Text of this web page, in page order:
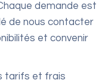
demande est
de nous contacter
et convenir
tarifs et frais